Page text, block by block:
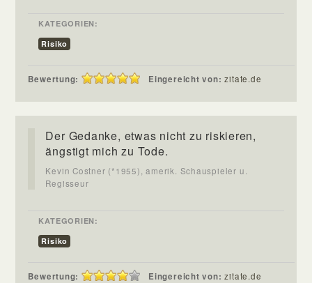
KATEGORIEN:
Risiko
Bewertung: Eingereicht von:zitate.de
Der Gedanke, etwas nicht zu riskieren,
ängstigt mich zu Tode.
Kevin Costner (*1955), amerik. Schauspieler u.
Regisseur
KATEGORIEN:
Risiko
Bewertung: Eingereicht von:zitate.de